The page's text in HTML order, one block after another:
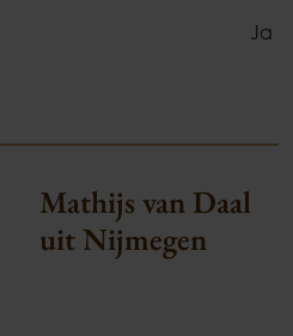
Ja
Mathijs van Daal
uit Nijmegen